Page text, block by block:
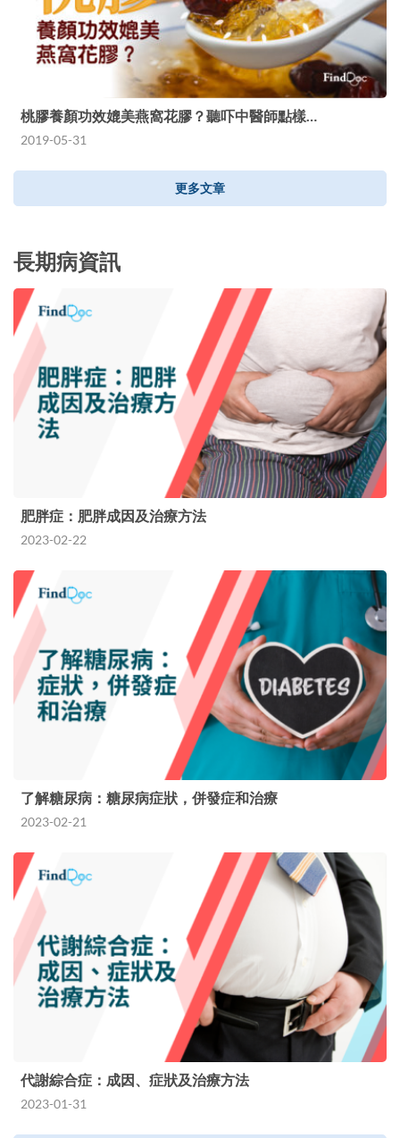
桃膠養顏功效媲美燕窩花膠？聽吓中醫師點樣…
2019-05-31
更多文章
長期病資訊
肥胖症：肥胖成因及治療方法
2023-02-22
了解糖尿病：糖尿病症狀，併發症和治療
2023-02-21
代謝綜合症：成因、症狀及治療方法
2023-01-31